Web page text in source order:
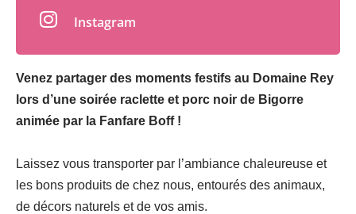
Venez partager des moments festifs au Domaine Rey
lors d’une soirée raclette et porc noir de Bigorre
animée par la Fanfare Boff !
Laissez vous transporter par l’ambiance chaleureuse et
les bons produits de chez nous, entourés des animaux,
de décors naturels et de vos amis.
Instagram